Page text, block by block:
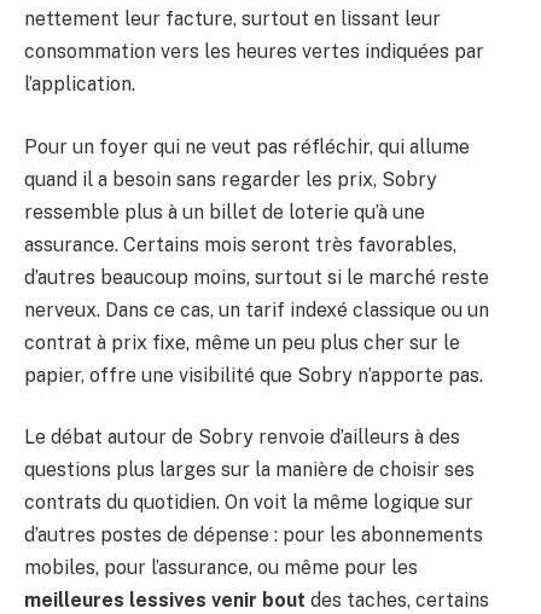
nettement leur facture, surtout en lissant leur
consommation vers les heures vertes indiquées par
l’application.
Pour un foyer qui ne veut pas réfléchir, qui allume
quand il a besoin sans regarder les prix, Sobry
ressemble plus à un billet de loterie qu’à une
assurance. Certains mois seront très favorables,
d’autres beaucoup moins, surtout si le marché reste
nerveux. Dans ce cas, un tarif indexé classique ou un
contrat à prix fixe, même un peu plus cher sur le
papier, offre une visibilité que Sobry n’apporte pas.
Le débat autour de Sobry renvoie d’ailleurs à des
questions plus larges sur la manière de choisir ses
contrats du quotidien. On voit la même logique sur
d’autres postes de dépense : pour les abonnements
mobiles, pour l’assurance, ou même pour les
meilleures lessives venir bout des taches, certains